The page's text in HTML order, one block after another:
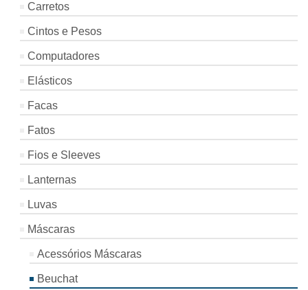
Carretos
Cintos e Pesos
Computadores
Elásticos
Facas
Fatos
Fios e Sleeves
Lanternas
Luvas
Máscaras
Acessórios Máscaras
Beuchat